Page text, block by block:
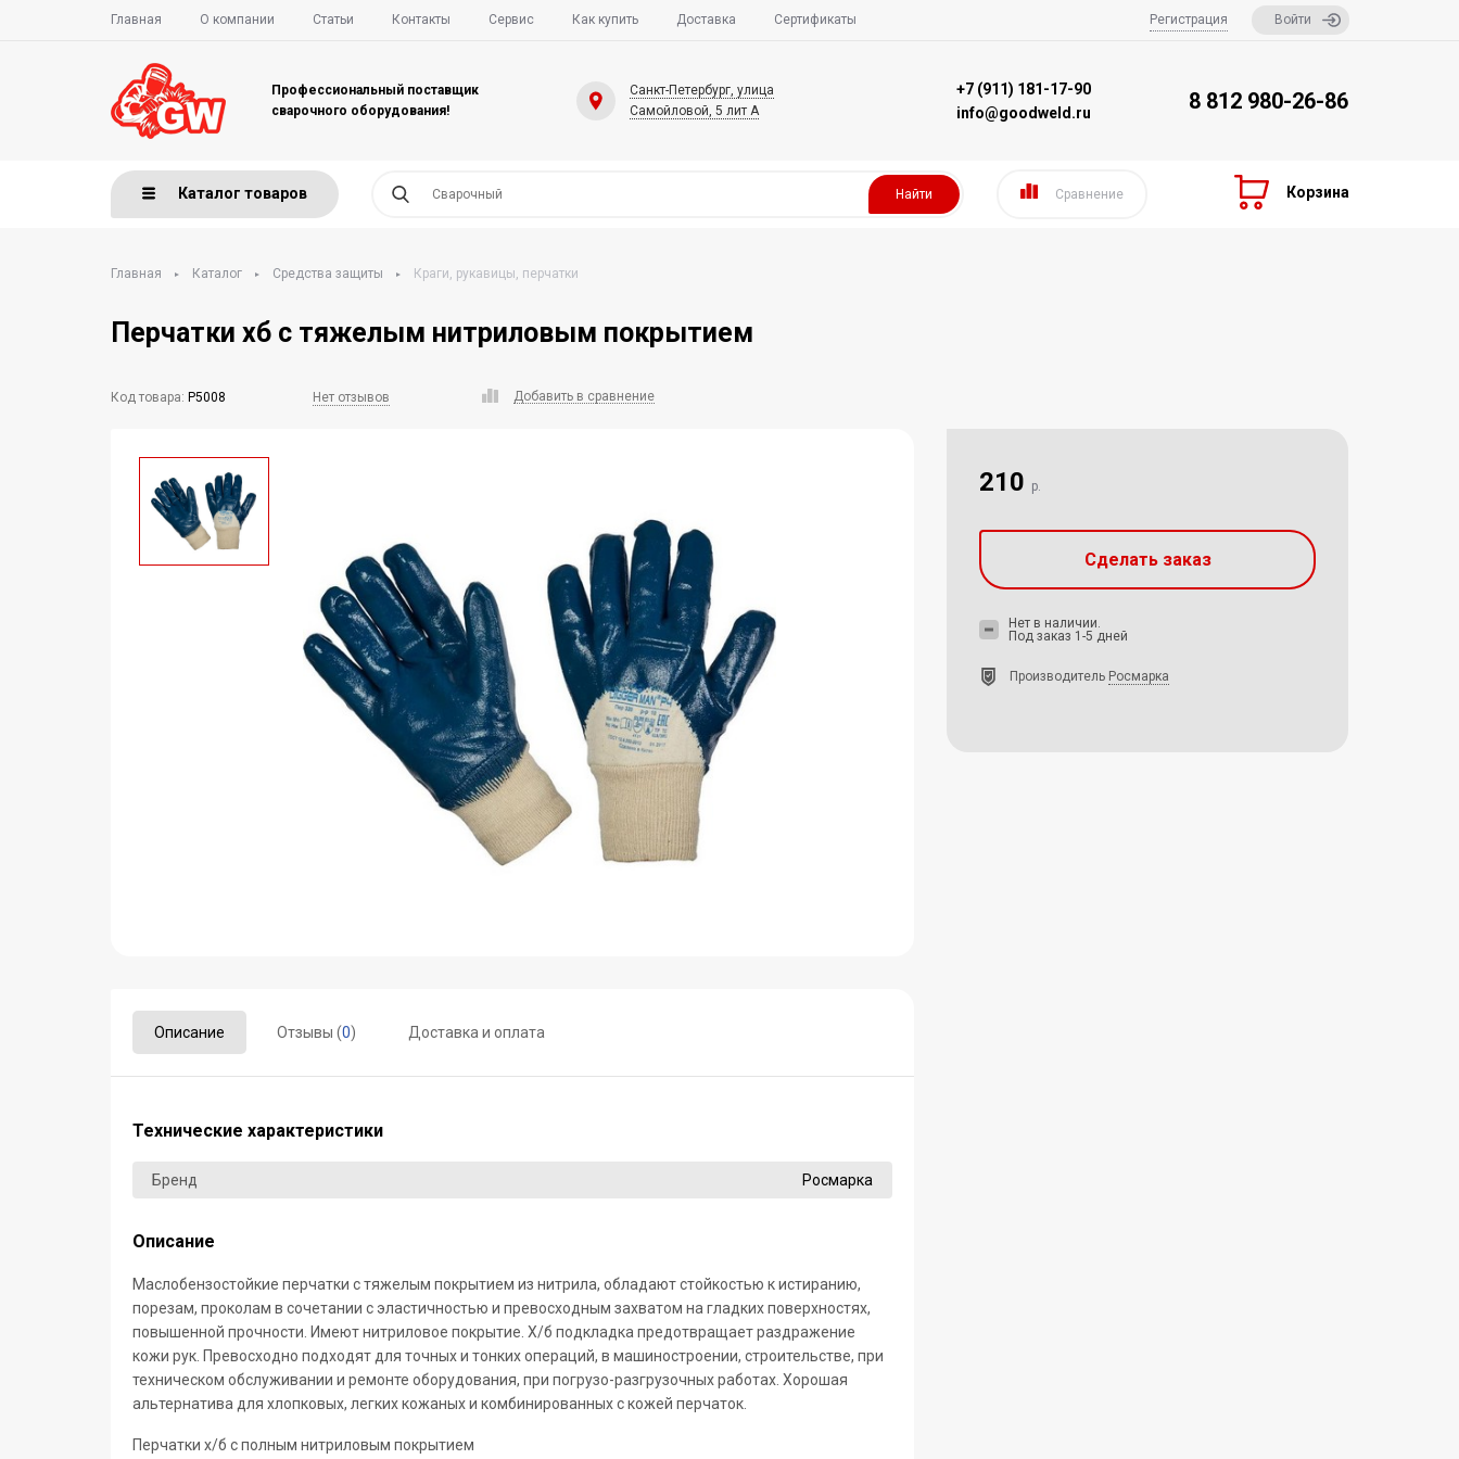
Главная О компании Статьи Контакты Сервис Как купить Доставка Сертификаты Регистрация Войти
Профессиональный поставщик
сварочного оборудования!
Санкт-Петербург, улица
Самойловой, 5 лит А
+7 (911) 181-17-90
info@goodweld.ru
8 812 980-26-86
Каталог товаров Найти Сравнение Корзина
Главная Каталог Средства защиты Краги, рукавицы, перчатки
Перчатки хб с тяжелым нитриловым покрытием
Код товара: Р5008 Нет отзывов Добавить в сравнение
Описание Отзывы (0) Доставка и оплата
Технические характеристики
Бренд Росмарка
Описание
Маслобензостойкие перчатки с тяжелым покрытием из нитрила, обладают стойкостью к истиранию,
порезам, проколам в сочетании с эластичностью и превосходным захватом на гладких поверхностях,
повышенной прочности. Имеют нитриловое покрытие. Х/б подкладка предотвращает раздражение
кожи рук. Превосходно подходят для точных и тонких операций, в машиностроении, строительстве, при
техническом обслуживании и ремонте оборудования, при погрузо-разгрузочных работах. Хорошая
альтернатива для хлопковых, легких кожаных и комбинированных с кожей перчаток.
Перчатки х/б с полным нитриловым покрытием
210 р.
Сделать заказ
Нет в наличии.
Под заказ 1-5 дней
Производитель Росмарка